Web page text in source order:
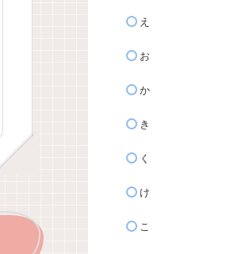
え
お
か
き
く
け
こ